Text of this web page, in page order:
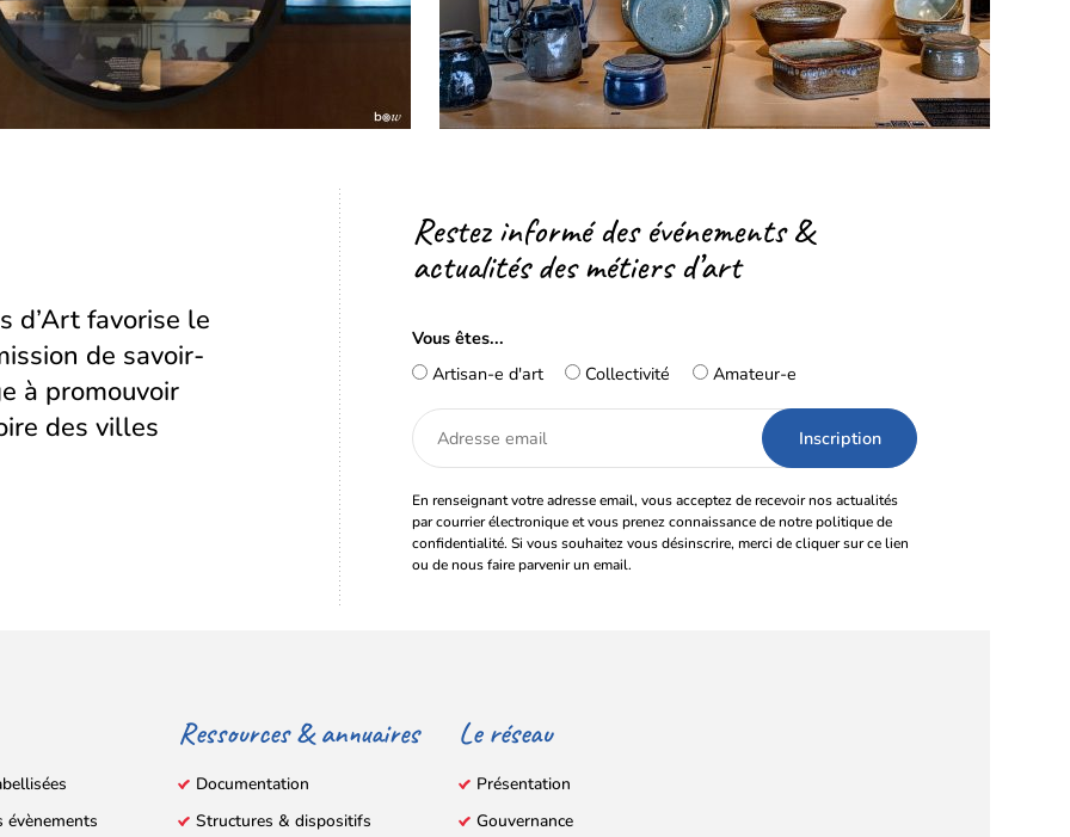
d’Art favorise le
de savoir-
à promouvoir
des villes
Restez informé des événements &
actualités des métiers d’art
Vous êtes...
Artisan-e d'art
Collectivité Amateur-e
Adresse
email
En renseignant votre adresse email, vous acceptez de recevoir nos actualités
par courrier électronique et vous prenez connaissance de notre politique de
confidentialité. Si vous souhaitez vous désinscrire, merci de cliquer sur ce lien
ou de nous faire parvenir un email.
évènements
Ressources & annuaires
Documentation
Structures & dispositifs
Le réseau
Présentation
Gouvernance